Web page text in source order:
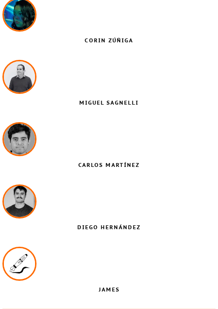
CORIN ZÚÑIGA
MIGUEL SAGNELLI
CARLOS MARTÍNEZ
DIEGO HERNÁNDEZ
JAMES